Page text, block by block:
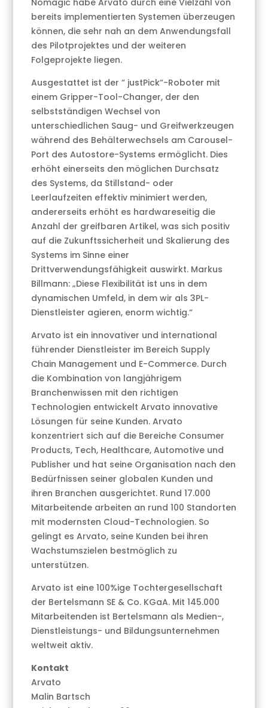
Nomagic habe Arvato durch eine Vielzahl von
bereits implementierten Systemen überzeugen
können, die sehr nah an dem Anwendungsfall
des Pilotprojektes und der weiteren
Folgeprojekte liegen.
Ausgestattet ist der “ justPick“-Roboter mit
einem Gripper-Tool-Changer, der den
selbstständigen Wechsel von
unterschiedlichen Saug- und Greifwerkzeugen
während des Behälterwechsels am Carousel-
Port des Autostore-Systems ermöglicht. Dies
erhöht einerseits den möglichen Durchsatz
des Systems, da Stillstand- oder
Leerlaufzeiten effektiv minimiert werden,
andererseits erhöht es hardwareseitig die
Anzahl der greifbaren Artikel, was sich positiv
auf die Zukunftssicherheit und Skalierung des
Systems im Sinne einer
Drittverwendungsfähigkeit auswirkt. Markus
Billmann: „Diese Flexibilität ist uns in dem
dynamischen Umfeld, in dem wir als 3PL-
Dienstleister agieren, enorm wichtig.“
Arvato ist ein innovativer und international
führender Dienstleister im Bereich Supply
Chain Management und E-Commerce. Durch
die Kombination von langjährigem
Branchenwissen mit den richtigen
Technologien entwickelt Arvato innovative
Lösungen für seine Kunden. Arvato
konzentriert sich auf die Bereiche Consumer
Products, Tech, Healthcare, Automotive und
Publisher und hat seine Organisation nach den
Bedürfnissen seiner globalen Kunden und
ihren Branchen ausgerichtet. Rund 17.000
Mitarbeitende arbeiten an rund 100 Standorten
mit modernsten Cloud-Technologien. So
gelingt es Arvato, seine Kunden bei ihren
Wachstumszielen bestmöglich zu
unterstützen.
Arvato ist eine 100%ige Tochtergesellschaft
der Bertelsmann SE & Co. KGaA. Mit 145.000
Mitarbeitenden ist Bertelsmann als Medien-,
Dienstleistungs- und Bildungsunternehmen
weltweit aktiv.
Kontakt
Arvato
Malin Bartsch